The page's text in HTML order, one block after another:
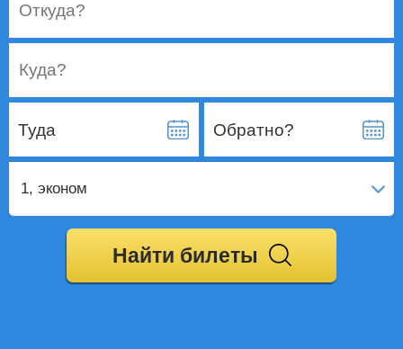
Откуда?
Куда?
Туда Обратно?
1, эконом
Найти билеты